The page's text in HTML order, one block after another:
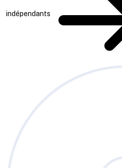
indépendants